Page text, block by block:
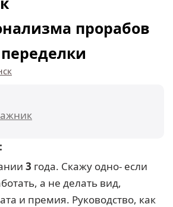
прорабов
3 года. Скажу одно- если
а не делать вид,
и премия. Руководство, как